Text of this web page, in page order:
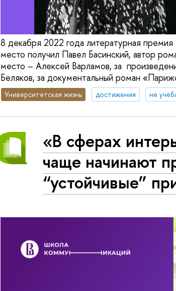
8 декабря 2022 года литературная
место получил Павел Басинский, автор
место – Алексей Варламов, за
Беляков, за документальный роман
Университетская жизнь достижения не
«В сферах
чаще начинают
“устойчивые”